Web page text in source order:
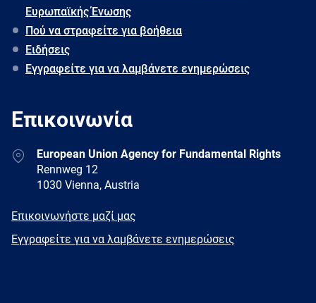
Ευρωπαϊκής Ένωσης
Πού να στραφείτε για βοήθεια
Ειδήσεις
Εγγραφείτε για να λαμβάνετε ενημερώσεις
Επικοινωνία
AddressEuropean Union Agency for Fundamental Rights
Rennweg 12
1030 Vienna, Austria
E-
Επικοινωνήστε μαζί μας
Newsletter
Εγγραφείτε για να λαμβάνετε ενημερώσεις